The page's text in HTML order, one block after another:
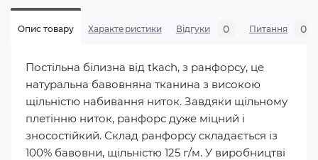
Опис товару Характеристики Відгуки 0 Питання 0
Постільна білизна від tkach, з ранфорсу, це
натуральна бавовняна тканина з високою
щільністю набивання ниток. Завдяки щільному
плетінню ниток, ранфорс дуже міцний і
зносостійкий. Склад ранфорсу складається із
100% бавовни, щільністю 125 г/м. У виробництві